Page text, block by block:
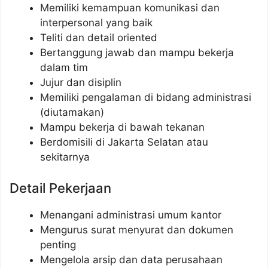
Memiliki kemampuan komunikasi dan
interpersonal yang baik
Teliti dan detail oriented
Bertanggung jawab dan mampu bekerja
dalam tim
Jujur dan disiplin
Memiliki pengalaman di bidang administrasi
(diutamakan)
Mampu bekerja di bawah tekanan
Berdomisili di Jakarta Selatan atau
sekitarnya
Detail Pekerjaan
Menangani administrasi umum kantor
Mengurus surat menyurat dan dokumen
penting
Mengelola arsip dan data perusahaan